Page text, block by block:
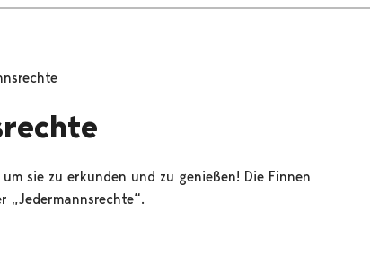
sie zu erkunden und zu genießen! Die Finnen
„Jedermannsrechte“.